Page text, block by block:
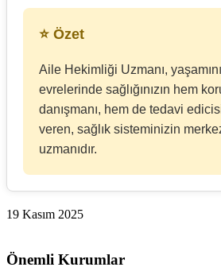
⭐ Özet
Aile Hekimliği Uzmanı,
evrelerinde sağlığınızın hem
danışmanı, hem de tedavi
veren, sağlık sisteminizin
uzmanıdır.
19 Kasım 2025
Önemli Kurumlar